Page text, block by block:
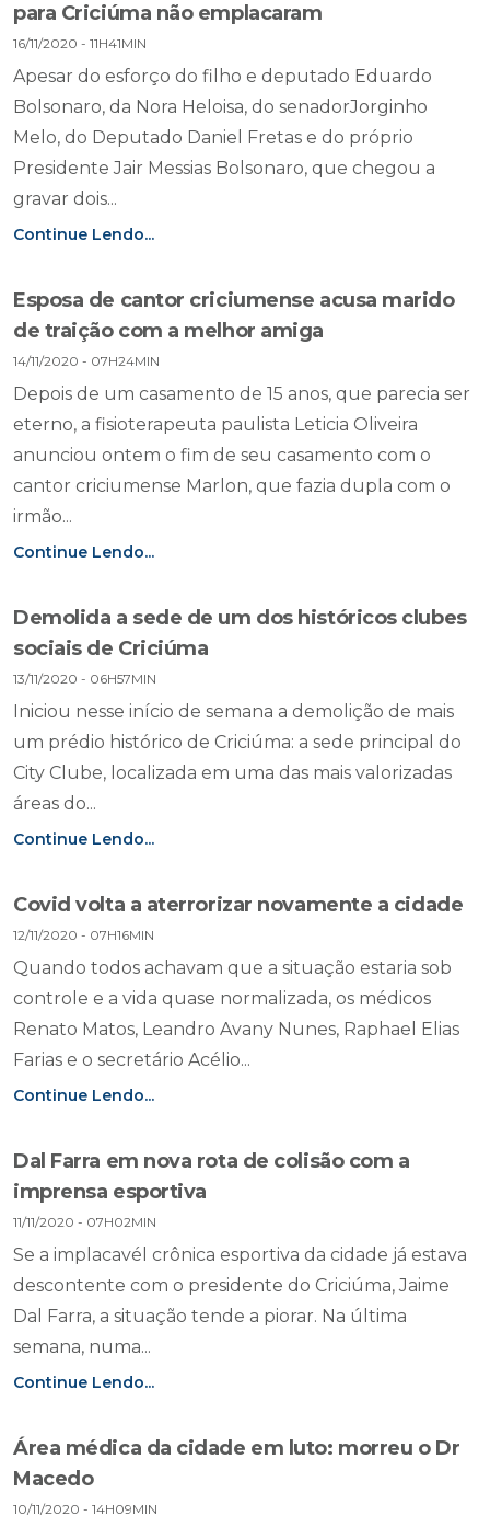
para Criciúma não emplacaram
16/11/2020 - 11H41MIN
Apesar do esforço do filho e deputado Eduardo
Bolsonaro, da Nora Heloisa, do senadorJorginho
Melo, do Deputado Daniel Fretas e do próprio
Presidente Jair Messias Bolsonaro, que chegou a
gravar dois...
Continue Lendo...
Esposa de cantor criciumense acusa marido
de traição com a melhor amiga
14/11/2020 - 07H24MIN
Depois de um casamento de 15 anos, que parecia ser
eterno, a fisioterapeuta paulista Leticia Oliveira
anunciou ontem o fim de seu casamento com o
cantor criciumense Marlon, que fazia dupla com o
irmão...
Continue Lendo...
Demolida a sede de um dos históricos clubes
sociais de Criciúma
13/11/2020 - 06H57MIN
Iniciou nesse início de semana a demolição de mais
um prédio histórico de Criciúma: a sede principal do
City Clube, localizada em uma das mais valorizadas
áreas do...
Continue Lendo...
Covid volta a aterrorizar novamente a cidade
12/11/2020 - 07H16MIN
Quando todos achavam que a situação estaria sob
controle e a vida quase normalizada, os médicos
Renato Matos, Leandro Avany Nunes, Raphael Elias
Farias e o secretário Acélio...
Continue Lendo...
Dal Farra em nova rota de colisão com a
imprensa esportiva
11/11/2020 - 07H02MIN
Se a implacavél crônica esportiva da cidade já estava
descontente com o presidente do Criciúma, Jaime
Dal Farra, a situação tende a piorar. Na última
semana, numa...
Continue Lendo...
Área médica da cidade em luto: morreu o Dr
Macedo
10/11/2020 - 14H09MIN